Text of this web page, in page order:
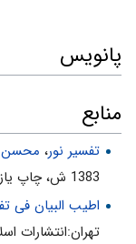
5- انحراف مشركان
پانویس
منابع
تفسیر نور، محسن
1383 ش، چاپ يازدهم
اطیب البیان فی
تهران:انتشارات اسلام‌، 1378 ش‌،